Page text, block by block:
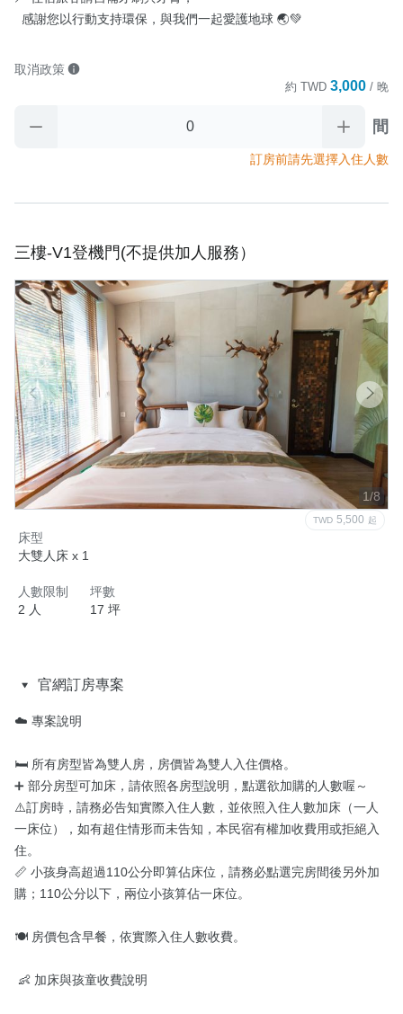
  感謝您以行動支持環保，與我們一起愛護地球 🌏💚
取消政策
約 TWD 3,000 / 晚
間
訂房前請先選擇入住人數
三樓-V1登機門(不提供加人服務）
1/8
TWD 5,500 起
床型
大雙人床 x 1
人數限制
2 人
坪數
17 坪
官網訂房專案
☁️ 專案說明
🛏️ 所有房型皆為雙人房，房價皆為雙人入住價格。
➕ 部分房型可加床，請依照各房型說明，點選欲加購的人數喔～
⚠️訂房時，請務必告知實際入住人數，並依照入住人數加床（一人
一床位），如有超住情形而未告知，本民宿有權加收費用或拒絕入
住。
📏 小孩身高超過110公分即算佔床位，請務必點選完房間後另外加
購；110公分以下，兩位小孩算佔一床位。
🍽️ 房價包含早餐，依實際入住人數收費。